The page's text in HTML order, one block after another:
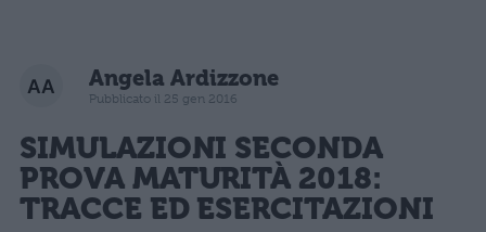
Angela Ardizzone
Pubblicato il 25 gen 2016
SIMULAZIONI SECONDA
PROVA MATURITÀ 2018:
TRACCE ED ESERCITAZIONI